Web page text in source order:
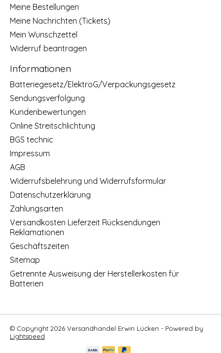
Meine Bestellungen
Meine Nachrichten (Tickets)
Mein Wunschzettel
Widerruf beantragen
Informationen
Batteriegesetz/ElektroG/Verpackungsgesetz
Sendungsverfolgung
Kundenbewertungen
Online Streitschlichtung
BGS technic
Impressum
AGB
Widerrufsbelehrung und Widerrufsformular
Datenschutzerklärung
Zahlungsarten
Versandkosten Lieferzeit Rücksendungen
Reklamationen
Geschäftszeiten
Sitemap
Getrennte Ausweisung der Herstellerkosten für
Batterien
© Copyright 2026 Versandhandel Erwin Lücken - Powered by
Lightspeed